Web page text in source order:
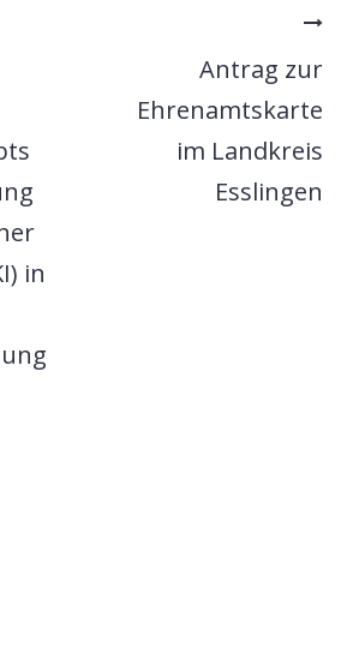
in
Antrag zur
Ehrenamtskarte
im Landkreis
Esslingen